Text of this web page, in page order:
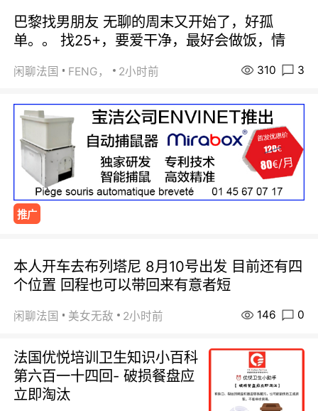
巴黎找男朋友 无聊的周末又开始了，好孤
单。。 找25+，要爱干净，最好会做饭，情
闲聊法国 FENG， 2小时前 310 3
推广
本人开车去布列塔尼 8月10号出发 目前还有四
个位置 回程也可以带回来有意者短
闲聊法国 美女无敌 2小时前 146 0
法国优悦培训卫生知识小百科
第六百一十四回- 破损餐盘应
立即淘汰